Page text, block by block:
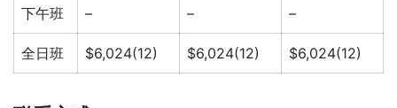
下午班 – – –
全日班 $6,024(12) $6,024(12) $6,024(12)